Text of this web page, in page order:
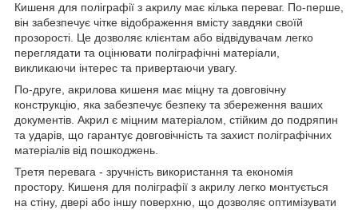
Кишеня для поліграфії з акрилу має кілька переваг. По-перше,
він забезпечує чітке відображення вмісту завдяки своїй
прозорості. Це дозволяє клієнтам або відвідувачам легко
переглядати та оцінювати поліграфічні матеріали,
викликаючи інтерес та привертаючи увагу.
По-друге, акрилова кишеня має міцну та довговічну
конструкцію, яка забезпечує безпеку та збереження ваших
документів. Акрил є міцним матеріалом, стійким до подряпин
та ударів, що гарантує довговічність та захист поліграфічних
матеріалів від пошкоджень.
Третя перевага - зручність використання та економія
простору. Кишеня для поліграфії з акрилу легко монтується
на стіну, двері або іншу поверхню, що дозволяє оптимізувати